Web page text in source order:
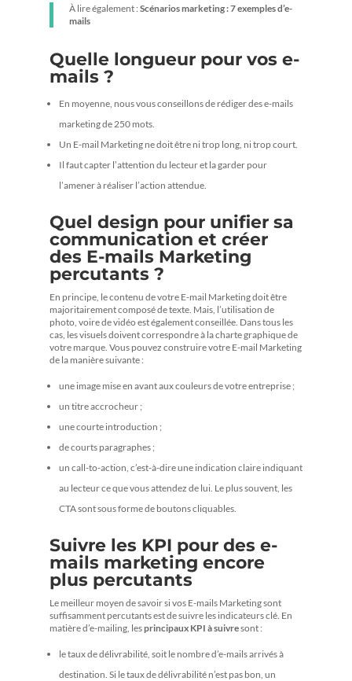
À lire également : Scénarios marketing : 7 exemples d’e-
mails
Quelle longueur pour vos e-
mails ?
En moyenne, nous vous conseillons de rédiger des e-mails
marketing de 250 mots.
Un E-mail Marketing ne doit être ni trop long, ni trop court.
Il faut capter l’attention du lecteur et la garder pour
l’amener à réaliser l’action attendue.
Quel design pour unifier sa
communication et créer
des E-mails Marketing
percutants ?
En principe, le contenu de votre E-mail Marketing doit être
majoritairement composé de texte. Mais, l’utilisation de
photo, voire de vidéo est également conseillée. Dans tous les
cas, les visuels doivent correspondre à la charte graphique de
votre marque. Vous pouvez construire votre E-mail Marketing
de la manière suivante :
une image mise en avant aux couleurs de votre entreprise ;
un titre accrocheur ;
une courte introduction ;
de courts paragraphes ;
un call-to-action, c’est-à-dire une indication claire indiquant
au lecteur ce que vous attendez de lui. Le plus souvent, les
CTA sont sous forme de boutons cliquables.
Suivre les KPI pour des e-
mails marketing encore
plus percutants
Le meilleur moyen de savoir si vos E-mails Marketing sont
suffisamment percutants est de suivre les indicateurs clé. En
matière d’e-mailing, lesprincipaux KPI à suivresont :
le taux de délivrabilité, soit le nombre d’e-mails arrivés à
destination. Si le taux de délivrabilité n’est pas bon, un